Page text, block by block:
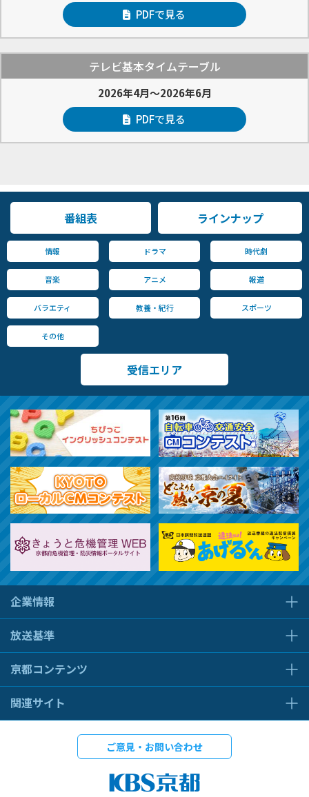
PDFで見る
テレビ基本タイムテーブル
2026年4月～2026年6月
PDFで見る
番組表 ラインナップ
情報 ドラマ 時代劇
音楽 アニメ 報道
バラエティ 教養・紀行 スポーツ
その他
受信エリア
企業情報
放送基準
京都コンテンツ
関連サイト
ご意見・お問い合わせ